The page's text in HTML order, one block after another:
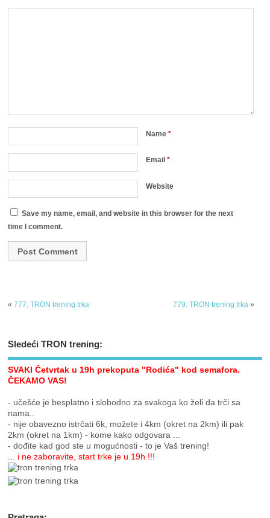
Name*
Email*
Website
Save my name, email, and website in this browser for the next
time I comment.
«777. TRON trening trka 779. TRON trening trka »
Sledeći TRON trening:
SVAKI Četvrtak u 19h prekoputa "Rodića" kod semafora.
ČEKAMO VAS!
- učešće je besplatno i slobodno za svakoga ko želi da trči sa
nama..
- nije obavezno istrčati 6k, možete i 4km (okret na 2km) ili pak
2km (okret na 1km) - kome kako odgovara ...
- dođite kad god ste u mogućnosti - to je Vaš trening!
... i ne zaboravite, start trke je u 19h !!!